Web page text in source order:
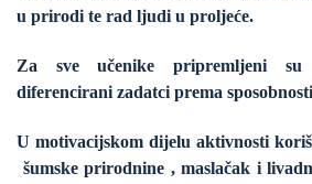
u prirodi te rad ljudi u proljeće.
Za sve učenike pripremljeni su
diferencirani zadatci prema
U motivacijskom dijelu aktivnosti
šumske prirodnine , maslačak i